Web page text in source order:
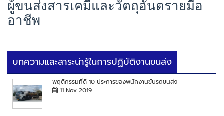
ผู้ขนส่งสารเคมีและวัตถุอันตรายมือ
อาชีพ
บทความและสาระน่ารู้ในการปฏิบัติงานขนส่ง
พฤติกรรมที่ดี 10 ประการของพนักงานขับรถขนส่ง
11 Nov 2019